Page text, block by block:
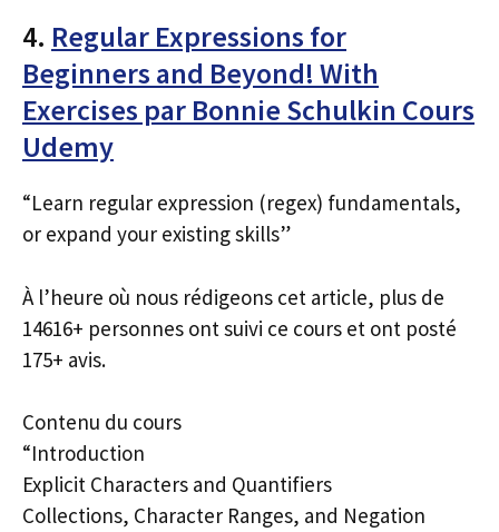
4. Regular Expressions for
Beginners and Beyond! With
Exercises par Bonnie Schulkin Cours
Udemy
“Learn regular expression (regex) fundamentals,
or expand your existing skills”
À l’heure où nous rédigeons cet article, plus de
14616+ personnes ont suivi ce cours et ont posté
175+ avis.
Contenu du cours
“Introduction
Explicit Characters and Quantifiers
Collections, Character Ranges, and Negation